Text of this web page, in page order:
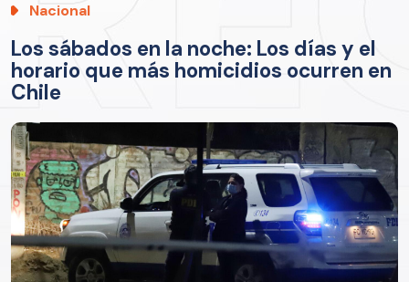
Nacional
Los sábados en la noche: Los días y el
horario que más homicidios ocurren en
Chile